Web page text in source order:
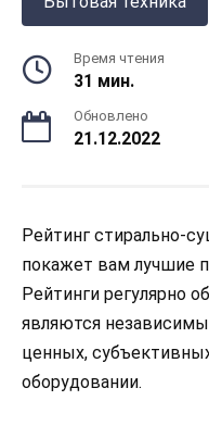
Время чтения
31 мин.
Обновлено
21.12.2022
Рейтинг стирально-
покажет вам лучшие
Рейтинги регулярно
являются
ценных,
оборудовании.